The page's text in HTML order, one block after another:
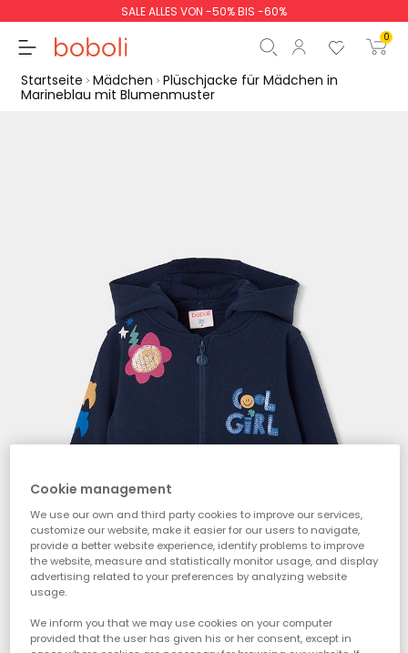
SALE ALLES VON -50% BIS -60%
0
Startseite Mädchen Plüschjacke für Mädchen in
Marineblau mit Blumenmuster
Cookie management
We use our own and third party cookies to improve our services,
customize our website, make it easier for our users to navigate,
provide a better website experience, identify problems to improve
the website, measure and statistically monitor usage, and display
advertising related to your preferences by analyzing website
usage.
We inform you that we may use cookies on your computer
provided that the user has given his or her consent, except in